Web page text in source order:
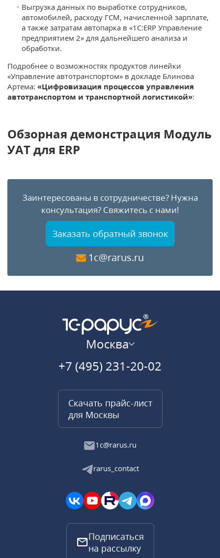
Выгрузка данных по выработке сотрудников,
автомобилей, расходу ГСМ, начисленной зарплате,
а также затратам автопарка в «1С:ERP Управление
предприятием 2» для дальнейшего анализа и
обработки.
Подробнее о возможностях продуктов линейки
«Управление автотранспортом» в докладе Блинова
Артема: «Цифровизация процессов управления
автотранспортом и транспортной логистикой»:
Обзорная демонстрация Модуль
УАТ для ERP
Заинтересованы в сотрудничестве?Нужна
консультация? Свяжитесь с нами!
Заказать обратный звонок
1c@rarus.ru
Москва
+7 (495) 231-20-02
Скачать прайс-лист
для Москвы
1c@rarus.ru
rarus_contact
Подписаться
на рассылку